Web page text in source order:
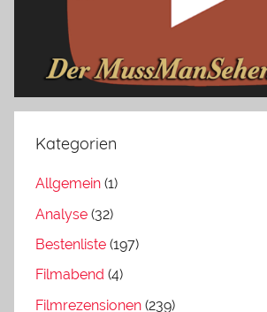
Kategorien
Allgemein (1)
Analyse (32)
Bestenliste (197)
Filmabend (4)
Filmrezensionen (239)